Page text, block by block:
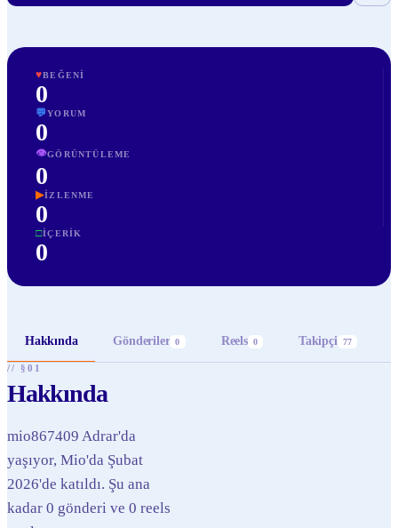
♥BEĞENI
0
💬YORUM
0
👁GÖRÜNTÜLEME
0
▶İZLENME
0
□İÇERIK
0
Hakkında Gönderiler 0 Reels 0 Takipçi 77
// §01
Hakkında
mio867409 Adrar'da
yaşıyor, Mio'da Şubat
2026'de katıldı. Şu ana
kadar 0 gönderi ve 0 reels